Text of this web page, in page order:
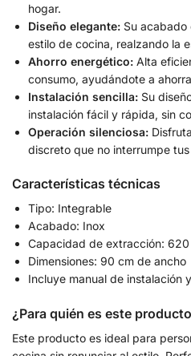
hogar.
Diseño elegante: Su acabado
estilo de cocina, realzando la
Ahorro energético: Alta
consumo, ayudándote a
Instalación sencilla: Su
instalación fácil y rápida, sin
Operación silenciosa:
discreto que no interrumpe
Características técnicas
Tipo: Integrable
Acabado: Inox
Capacidad de extracción: 620
Dimensiones: 90 cm de ancho
Incluye manual de instalación
¿Para quién es este
Este producto es ideal para